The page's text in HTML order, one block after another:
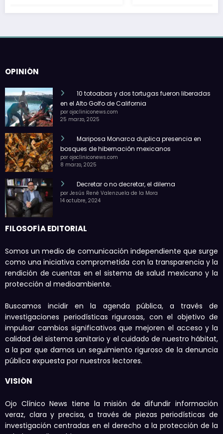
OPINIÓN
10 totoabas y dos tortugas fueron liberadas
en el Alto Golfo de California
por ojocliniconews.com
25 marzo, 2025
Mariposa Monarca duplica presencia en
bosques de hibernación mexicanos
por ojocliniconews.com
8 marzo, 2025
Decretar o no decretar, el dilema
por Jesús René Valenzuela de la Mora
14 octubre, 2024
FILOSOFÍA EDITORIAL
Somos un medio de comunicación independiente que surge
como una iniciativa comprometida con la transparencia y la
rendición de cuentas en el sistema de salud mexicano y la
protección al medioambiente.
Buscamos incidir en la agenda pública, a través de
investigaciones periodísticas rigurosas, con el objetivo de
impulsar cambios significativos que mejoren el acceso y la
calidad del sistema sanitario y el cuidado de nuestro hábitat,
a la par que damos un seguimiento riguroso de la denuncia
pública expuesta por nuestros lectores.
VISIÓN
Ojo Clínico News tiene la misión de difundir información
veraz, clara y precisa, a través de piezas periodísticas de
investigación centradas en el derecho a la protección de la